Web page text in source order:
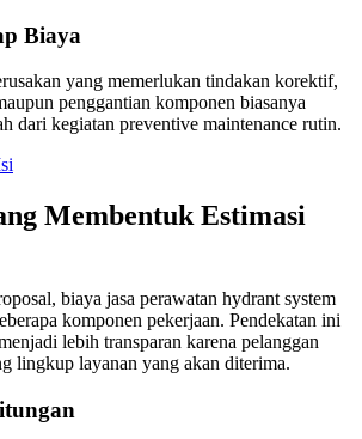
Biaya
yang memerlukan tindakan korektif,
penggantian komponen biasanya
dari kegiatan preventive maintenance rutin.
Membentuk Estimasi
biaya jasa perawatan hydrant system
komponen pekerjaan. Pendekatan ini
lebih transparan karena pelanggan
lingkup layanan yang akan diterima.